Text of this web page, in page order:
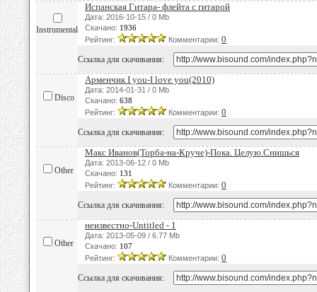
Instrumental
Испанская Гитара- флейта с гитарой
Дата: 2016-10-15 / 0 Mb
Скачано: 1936
Рейтинг:
Комментарии: 0
Ссылка для скачивания:
Disco
Арменчик I you-I love you(2010)
Дата: 2014-01-31 / 0 Mb
Скачано: 638
Рейтинг:
Комментарии: 0
Ссылка для скачивания:
Other
Макс Иванов(Торба-на-Круче)-Пока. Целую.Снишься
Дата: 2013-06-12 / 0 Mb
Скачано: 131
Рейтинг:
Комментарии: 0
Ссылка для скачивания:
Other
неизвестно-Untitled - 1
Дата: 2013-05-09 / 6.77 Mb
Скачано: 107
Рейтинг:
Комментарии: 0
Ссылка для скачивания: